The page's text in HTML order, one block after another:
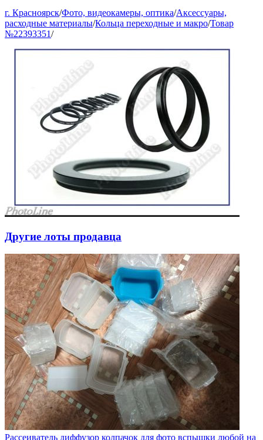
г. Красноярск/Фото, видеокамеры, оптика/Аксессуары,
расходные материалы/Кольца переходные и макро/Товар
№22393351/
Другие лоты продавца
Рассеиватель диффузор колпачок для фото вспышки любой на